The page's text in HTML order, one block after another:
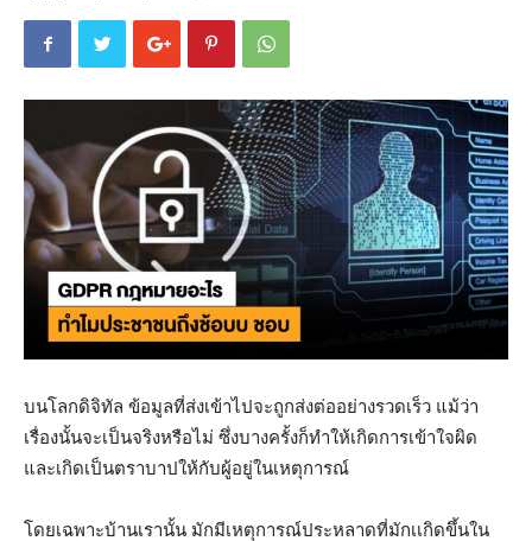
บนโลกดิจิทัล ข้อมูลที่ส่งเข้าไปจะถูกส่งต่ออย่างรวดเร็ว แม้ว่า
เรื่องนั้นจะเป็นจริงหรือไม่ ซึ่งบางครั้งก็ทำให้เกิดการเข้าใจผิด
และเกิดเป็นตราบาปให้กับผู้อยู่ในเหตุการณ์
โดยเฉพาะบ้านเรานั้น มักมีเหตุการณ์ประหลาดที่มักเเกิดขึ้นใน